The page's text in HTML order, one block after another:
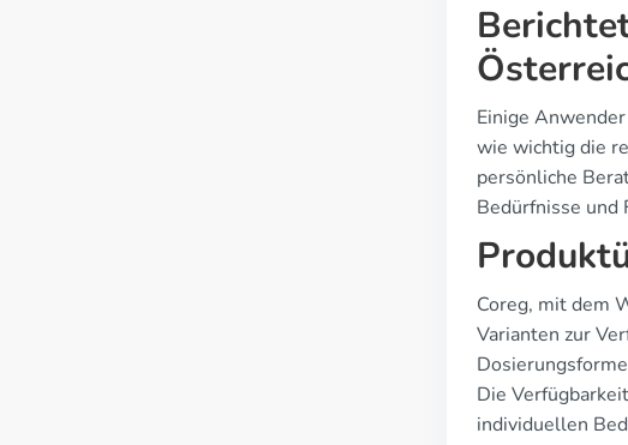
Einige
wie wichtig die
persönliche
Bedürfnisse und
Coreg, mit dem
Varianten zur
Die
individuellen